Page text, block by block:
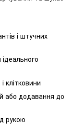
і штучних
ідеального
клітковини
або додавання до
рукою